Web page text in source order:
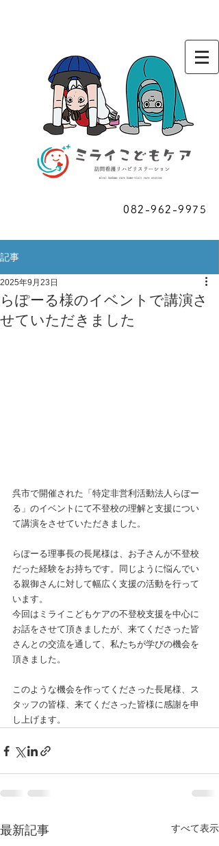
082-962-9975
記事
らぽーる様のイベントで講演さ
せていただきました
2025年9月23日
呉市で開催された「特定非営利活動法人らぽー
る」のイベントにて不登校の理解と支援につい
て講演をさせていただきました。
らぽーる理事長の長尾様は、お子さんが不登校
だった経験をお持ちです。同じように悩んでい
る親御さんに対して幅広く支援の活動を行って
います。
今回はミライこどもケアの不登校支援を中心に
お話をさせて頂きましたが、来てくださった皆
さんとの交流を通して、私たちが学びの機会を
頂きました。
このような機会を作ってくださった長尾様、ス
タッフの皆様、来てくださった皆様に感謝を申
し上げます。
最新記事 すべて表示